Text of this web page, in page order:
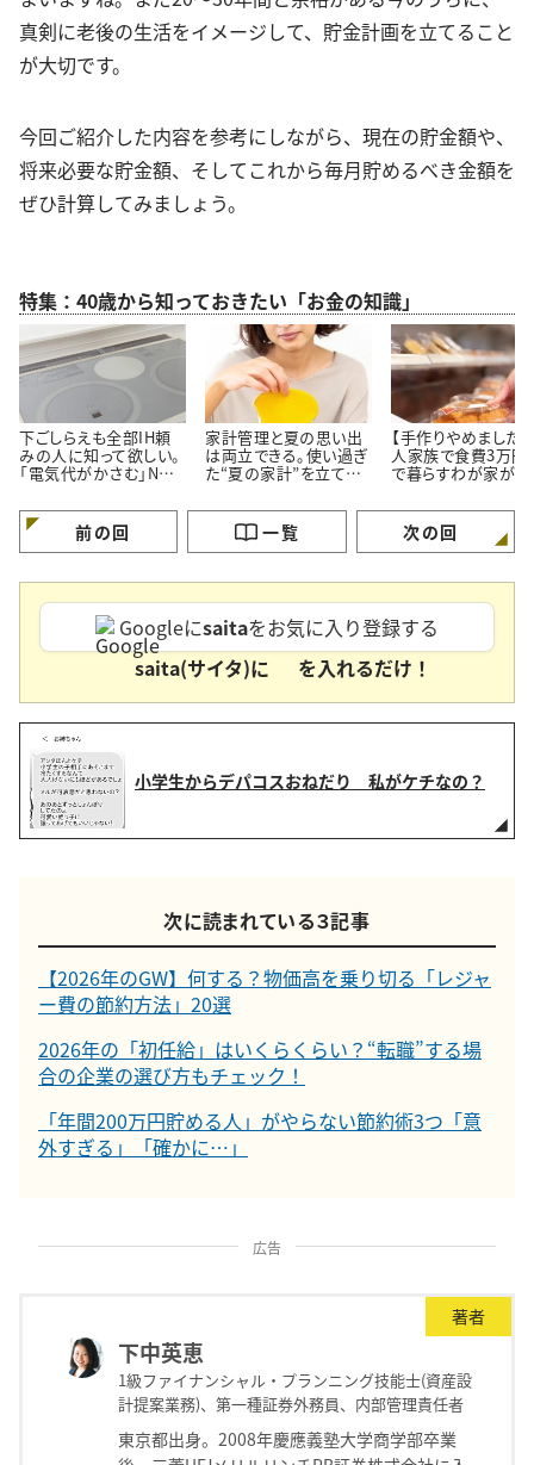
真剣に老後の生活をイメージして、貯金計画を立てること
が大切です。
今回ご紹介した内容を参考にしながら、現在の貯金額や、
将来必要な貯金額、そしてこれから毎月貯めるべき金額を
ぜひ計算してみましょう。
特集：40歳から知っておきたい「お金の知識」
下ごしらえも全部IH頼
みの人に知って欲しい。
「電気代がかさむ」NG
家計管理と夏の思い出
は両立できる。使い過ぎ
た“夏の家計”を立て直
【手作りやめました】
人家族で食費3万円
で暮らすわが家が「
3つ」
前の回 一覧 次の回
Googleにsaitaをお気に入り登録する
saita(サイタ)に
を入れるだけ！
小学生からデパコスおねだり 私がケチなの？
次に読まれている３記事
【2026年のGW】何する？物価高を乗り切る「レジャ
ー費の節約方法」20選
2026年の「初任給」はいくらくらい？“転職”する場
合の企業の選び方もチェック！
「年間200万円貯める人」がやらない節約術3つ「意
外すぎる」「確かに…」
広告
著者
下中英恵
1級ファイナンシャル・プランニング技能士(資産設
計提案業務)、第一種証券外務員、内部管理責任者
東京都出身。2008年慶應義塾大学商学部卒業